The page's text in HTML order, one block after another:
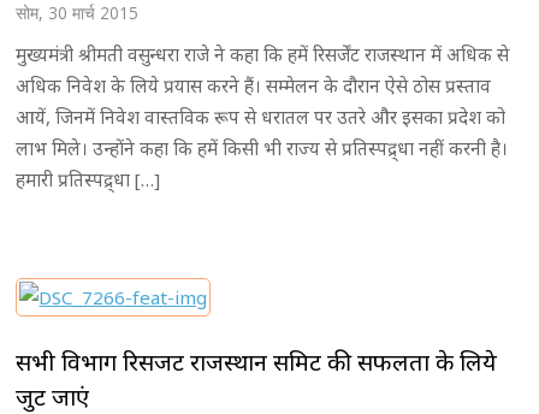
सोम, 30 मार्च 2015
मुख्यमंत्री श्रीमती वसुन्धरा राजे ने कहा कि हमें रिसर्जेंट राजस्थान में अधिक से
अधिक निवेश के लिये प्रयास करने हैं। सम्मेलन के दौरान ऐसे ठोस प्रस्ताव
आयें, जिनमें निवेश वास्तविक रूप से धरातल पर उतरे और इसका प्रदेश को
लाभ मिले। उन्होंने कहा कि हमें किसी भी राज्य से प्रतिस्पद्र्धा नहीं करनी है।
हमारी प्रतिस्पद्र्धा […]
सभी विभाग रिसर्जेंट राजस्थान समिट की सफलता के लिये
जुट जाएं